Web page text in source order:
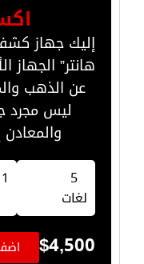
إليك جهاز
هانتر”
عن الذهب
ليس مجرد
والمعادن
5
لغات
1 نظام
$4,500